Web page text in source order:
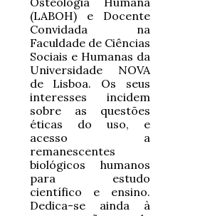
(LABOH) e Docente
Convidada na
Faculdade de Ciências
Sociais e Humanas da
Universidade NOVA
de Lisboa. Os seus
interesses incidem
sobre as questões
éticas do uso, e
acesso a
remanescentes
biológicos humanos
para estudo
científico e ensino.
Dedica-se ainda à